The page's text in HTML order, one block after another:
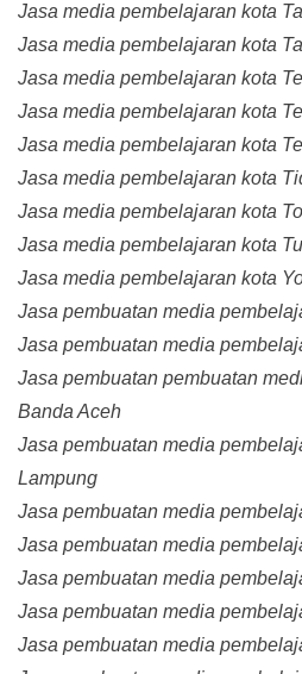
Jasa media pembelajaran kota
Jasa media pembelajaran kota
Jasa media pembelajaran kota
Jasa media pembelajaran kota
Jasa media pembelajaran kota
Jasa media pembelajaran kota
Jasa media pembelajaran kota
Jasa media pembelajaran kota
Jasa media pembelajaran kota
Jasa pembuatan media
Jasa pembuatan media
Jasa pembuatan pembuatan
Banda Aceh
Jasa pembuatan media
Lampung
Jasa pembuatan media
Jasa pembuatan media
Jasa pembuatan media
Jasa pembuatan media
Jasa pembuatan media